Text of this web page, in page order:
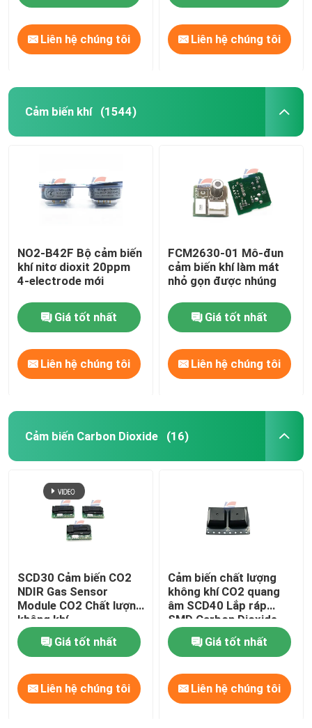
Liên hệ chúng tôi Liên hệ chúng tôi
Cảm biến khí (1544)
NO2-B42F Bộ cảm biến
khí nitơ dioxit 20ppm
4-electrode mới
Giá tốt nhất
Liên hệ chúng tôi
FCM2630-01 Mô-đun
cảm biến khí làm mát
nhỏ gọn được nhúng
Giá tốt nhất
Liên hệ chúng tôi
Cảm biến Carbon Dioxide (16)
SCD30 Cảm biến CO2
NDIR Gas Sensor
Module CO2 Chất lượng
không khí
Giá tốt nhất
Liên hệ chúng tôi
Cảm biến chất lượng
không khí CO2 quang
âm SCD40 Lắp ráp
SMD Carbon Dioxide
Giá tốt nhất
Liên hệ chúng tôi